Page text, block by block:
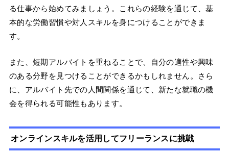
る仕事から始めてみましょう。これらの経験を通じて、基
本的な労働習慣や対人スキルを身につけることができま
す。
また、短期アルバイトを重ねることで、自分の適性や興味
のある分野を見つけることができるかもしれません。さら
に、アルバイト先での人間関係を通じて、新たな就職の機
会を得られる可能性もあります。
オンラインスキルを活用してフリーランスに挑戦